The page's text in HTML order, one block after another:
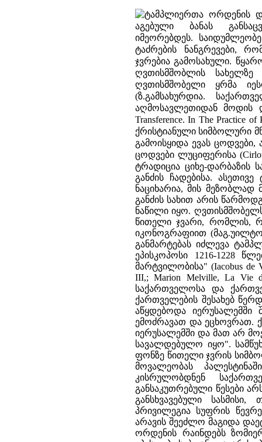
ტამპლიერთა ორდენის
აგებული ბანას
იმეორებდეს.
ტაძრების ნანგრევები,
ჯვრებია გამოსახული.
ღვთისმშობლის სახელზე
ღვთისმშობელი ყრმა
(ზ.გამსახურდია.
აღმოსავლეთიდან მოდის
Transference. In The Practice
ქრისტიანული სიმბოლური
გამოისყიდა ევას
ცოდვები ლუციფერისა (Cirlot
ტრადიცია ციხე-დარბაზის
განძის ჩადებისა.
ნაციხარია, მის მეზობლად
განძის სახით არის
ნაწილი იყო.
წითელი ჯვარი, რომლის,
იკონოგრაფიით
განმარტებას იძლევა
ეპისკოპოსი 1216-1228
მარტვილობისა" (Iacobus de
III,; Marion Melville, La Vie
საქართველოსა და
ქართველების შესახებ
აწყდებოდა
ემოძრავათ და ეცხოვრათ.
იერუსალემში და მათ არ
სავალდებულო იყო".
ფონზე წითელი ჯვრის
მოვალეობას
კისრულობდნენ
განსაკუთრებული წესები
განსხვავებული
პრივილეგია სუფრის
არავის შეეძლო მაგიდა
ორდენის რაინდებს